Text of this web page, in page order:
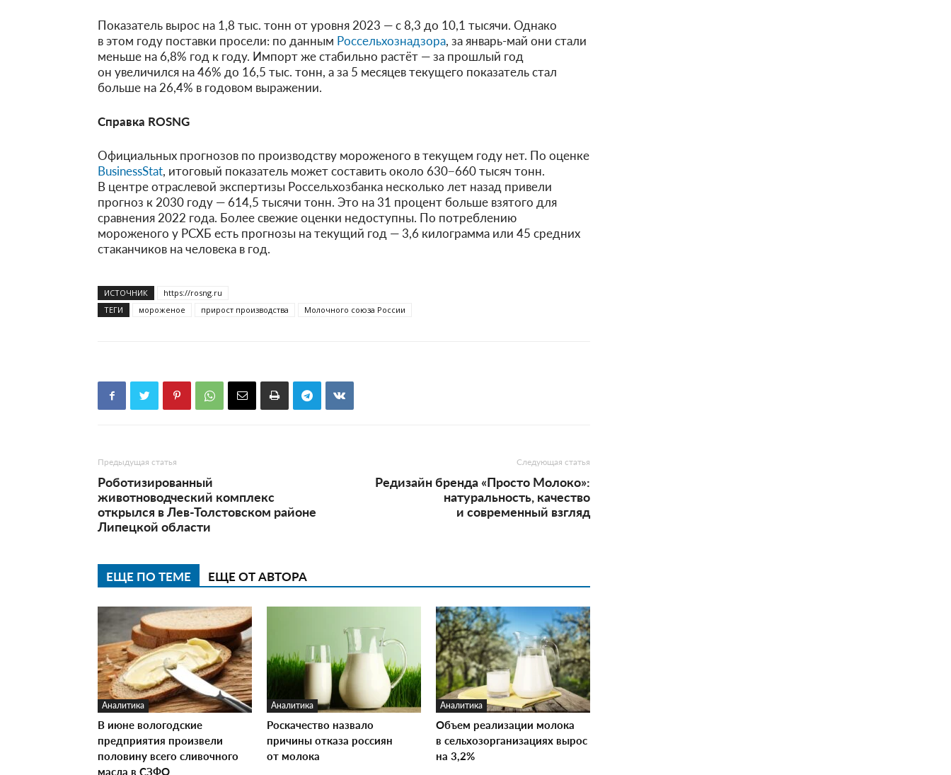
Показатель вырос на 1,8 тыс. тонн от уровня 2023 — с 8,3 до 10,1 тысячи. Однако
в этом году поставки просели: по данным Россельхознадзора, за январь-май они стали
меньше на 6,8% год к году. Импорт же стабильно растёт — за прошлый год
он увеличился на 46% до 16,5 тыс. тонн, а за 5 месяцев текущего показатель стал
больше на 26,4% в годовом выражении.
Справка ROSNG
Официальных прогнозов по производству мороженого в текущем году нет. По оценке
BusinessStat, итоговый показатель может составить около 630−660 тысяч тонн.
В центре отраслевой экспертизы Россельхозбанка несколько лет назад привели
прогноз к 2030 году — 614,5 тысячи тонн. Это на 31 процент больше взятого для
сравнения 2022 года. Более свежие оценки недоступны. По потреблению
мороженого у РСХБ есть прогнозы на текущий год — 3,6 килограмма или 45 средних
стаканчиков на человека в год.
ИСТОЧНИК
https://rosng.ru
ТЕГИ
мороженое прирост производства Молочного союза России
Предыдущая статья
Роботизированный
животноводческий комплекс
открылся в Лев-Толстовском районе
Липецкой области
Следующая статья
Редизайн бренда «Просто Молоко»:
натуральность, качество
и современный взгляд
ЕЩЕ ПО ТЕМЕ ЕЩЕ ОТ АВТОРА
Аналитика
В июне вологодские
предприятия произвели
половину всего сливочного
масла в СЗФО
Аналитика
Роскачество назвало
причины отказа россиян
от молока
Аналитика
Объем реализации молока
в сельхозорганизациях вырос
на 3,2%